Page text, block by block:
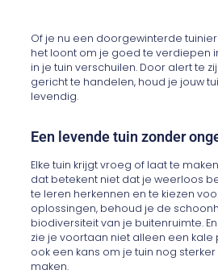
Of je nu een doorgewinterde
het loont om je goed te verdiepen
in je tuin verschuilen. Door alert te
gericht te handelen, houd je jouw
levendig.
Een levende tuin zonder
Elke tuin krijgt vroeg of laat te
dat betekent niet dat je weerloos
te leren herkennen en te kiezen
oplossingen, behoud je de
biodiversiteit van je buitenruimte.
zie je voortaan niet alleen een kale
ook een kans om je tuin nog
maken.